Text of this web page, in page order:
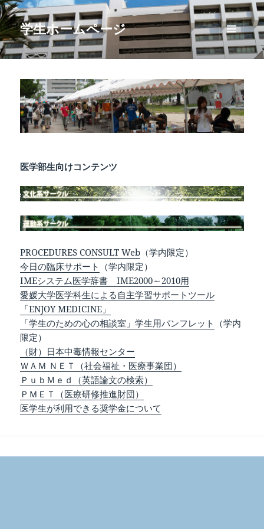
学生ホームページ
メニュ
ーとウ
ット
医学部生向けコンテンツ
PROCEDURES CONSULT Web （学内限定）
今日の臨床サポート （学内限定）
IMEシステム医学辞書 IME2000～2010用
愛媛大学医学科生による自主学習サポートツール
「ENJOY MEDICINE」
「学生のための心の相談室」学生用パンフレット （学内
限定）
（財）日本中毒情報センター
ＷＡＭ ＮＥＴ（社会福祉・医療事業団）
ＰｕｂＭｅｄ（英語論文の検索）
ＰＭＥＴ（医療研修推進財団）
医学生が利用できる奨学金について